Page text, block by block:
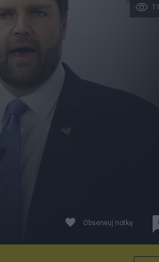
Obserwuj notkę